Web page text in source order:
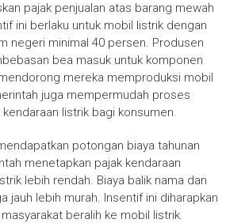
pajak penjualan atas barang mewah
ini berlaku untuk mobil listrik dengan
negeri minimal 40 persen. Produsen
bea masuk untuk komponen
mereka memproduksi mobil
juga mempermudah proses
listrik bagi konsumen.
potongan biaya tahunan
menetapkan pajak kendaraan
lebih rendah. Biaya balik nama dan
jauh lebih murah. Insentif ini diharapkan
beralih ke mobil listrik.